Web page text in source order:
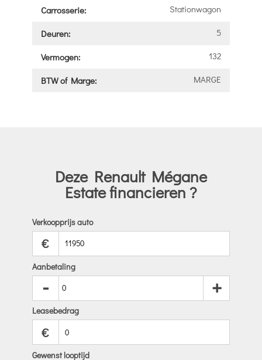
Carrosserie: Stationwagon
Deuren: 5
Vermogen: 132
BTW of Marge: MARGE
Deze Renault Mégane
Estate financieren ?
Verkoopprijs auto
€
Aanbetaling
- +
Leasebedrag
€
Gewenst looptijd